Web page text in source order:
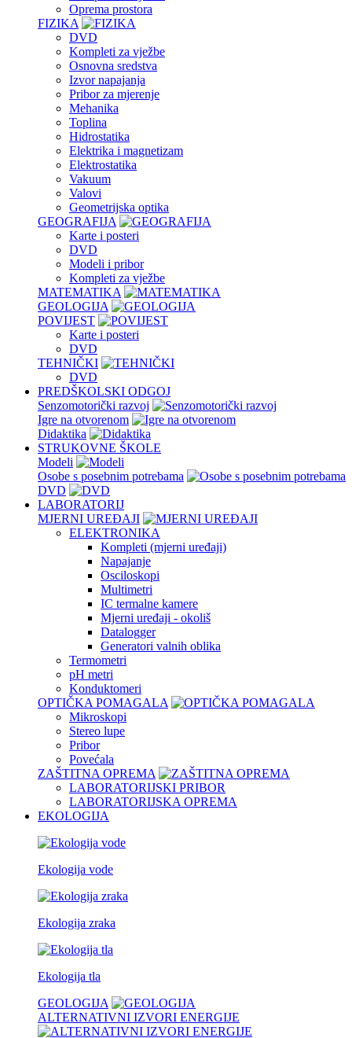
Oprema prostora
FIZIKA
DVD
Kompleti za vježbe
Osnovna sredstva
Izvor napajanja
Pribor za mjerenje
Mehanika
Toplina
Hidrostatika
Elektrika i magnetizam
Elektrostatika
Vakuum
Valovi
Geometrijska optika
GEOGRAFIJA
Karte i posteri
DVD
Modeli i pribor
Kompleti za vježbe
MATEMATIKA
GEOLOGIJA
POVIJEST
Karte i posteri
DVD
TEHNIČKI
DVD
PREDŠKOLSKI ODGOJ
Senzomotorički razvoj
Igre na otvorenom
Didaktika
STRUKOVNE ŠKOLE
Modeli
Osobe s posebnim potrebama
DVD
LABORATORIJ
MJERNI UREĐAJI
ELEKTRONIKA
Kompleti (mjerni uređaji)
Napajanje
Osciloskopi
Multimetri
IC termalne kamere
Mjerni uređaji - okoliš
Datalogger
Generatori valnih oblika
Termometri
pH metri
Konduktomeri
OPTIČKA POMAGALA
Mikroskopi
Stereo lupe
Pribor
Povećala
ZAŠTITNA OPREMA
LABORATORIJSKI PRIBOR
LABORATORIJSKA OPREMA
EKOLOGIJA
Ekologija vode
Ekologija zraka
Ekologija tla
GEOLOGIJA
ALTERNATIVNI IZVORI ENERGIJE